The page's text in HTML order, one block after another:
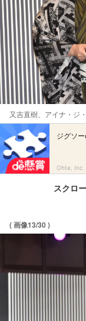
又吉直樹、アイナ・ジ
ジグソ
Ohte, Inc.
スクロ
( 画像13/30 )